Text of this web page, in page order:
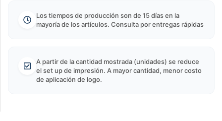
Los tiempos de producción son de 15 días en la
mayoría de los artículos. Consulta por entregas rápidas
A partir de la cantidad mostrada (unidades) se reduce
el set up de impresión. A mayor cantidad, menor costo
de aplicación de logo.